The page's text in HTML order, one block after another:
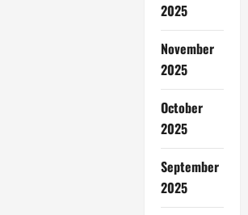
2025
November
2025
October
2025
September
2025